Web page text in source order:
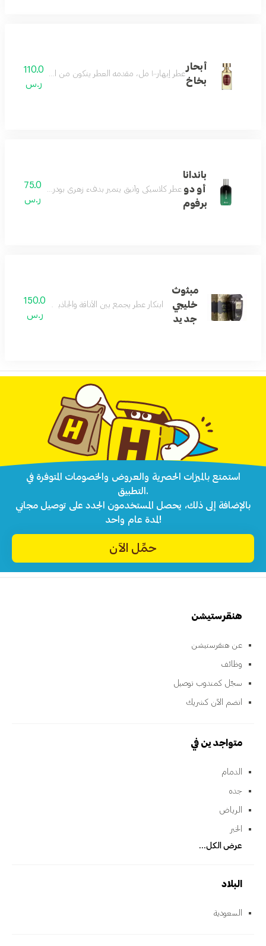
أبحار
بخاخ
عطر إبهار١٠٠ مل، مقدمه العطر يتكون من الخشب الشرقي والزعفران والبرغموت ،ريحة الزهور تخلي الريحة خفيفة وتوازن الريحة والمقدمه الخشبية تخلي العطر قوي ودافي
110.0
ر.س
باندانا
أو دو
برفوم
عطر كلاسيكي وأنيق يتميز بدفء زهري بودري وخشبي مع مزيج
75.0
ر.س
مبثوث
خليجي
جديد
ابتكار عطر يجمع بين الأناقة والجاذبية مع دفء
150.0
ر.س
استمتع بالميزات الحصرية والعروض والخصومات المتوفرة في
التطبيق.
بالإضافة إلى ذلك، يحصل المستخدمون الجدد على توصيل مجاني
لمدة عام واحد!
حمِّل الآن
هنقرستيشن
عن هنقرستيشن
وظائف
سجّل كمندوب توصيل
انضم الآن كشريك
متواجدين في
الدمام
جده
الرياض
الخبر
عرض الكل...
البلاد
السعودية